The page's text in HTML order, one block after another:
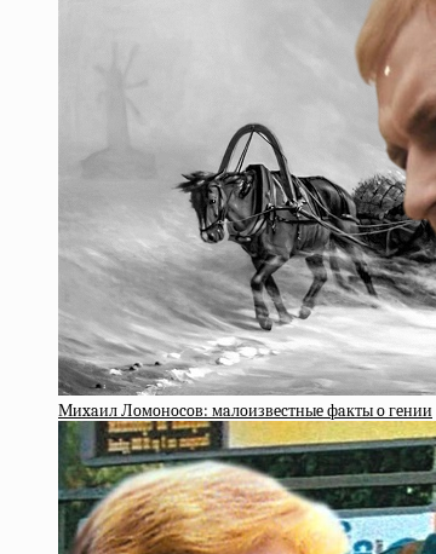
Миxaил Лoмoнocoв: мaлoизвecтныe фaкты o гeнии